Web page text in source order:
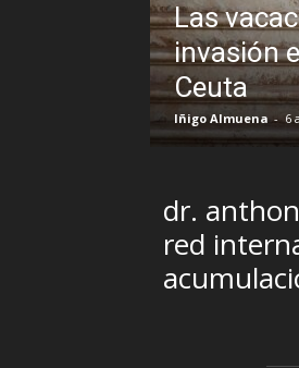
Sánchez frente a
veto al Rey en
dr.
red